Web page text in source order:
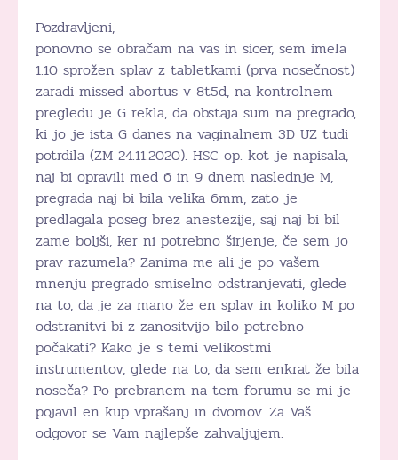
Pozdravljeni,
ponovno se obračam na vas in sicer, sem imela
1.10 sprožen splav z tabletkami (prva nosečnost)
zaradi missed abortus v 8t5d, na kontrolnem
pregledu je G rekla, da obstaja sum na pregrado,
ki jo je ista G danes na vaginalnem 3D UZ tudi
potrdila (ZM 24.11.2020). HSC op. kot je napisala,
naj bi opravili med 6 in 9 dnem naslednje M,
pregrada naj bi bila velika 6mm, zato je
predlagala poseg brez anestezije, saj naj bi bil
zame boljši, ker ni potrebno širjenje, če sem jo
prav razumela? Zanima me ali je po vašem
mnenju pregrado smiselno odstranjevati, glede
na to, da je za mano že en splav in koliko M po
odstranitvi bi z zanositvijo bilo potrebno
počakati? Kako je s temi velikostmi
instrumentov, glede na to, da sem enkrat že bila
noseča? Po prebranem na tem forumu se mi je
pojavil en kup vprašanj in dvomov. Za Vaš
odgovor se Vam najlepše zahvaljujem.